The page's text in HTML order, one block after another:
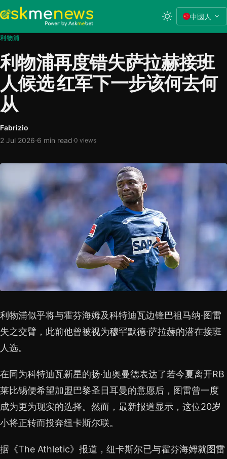
中國人
利物浦
利物浦再度错失萨拉赫接班
人候选 红军下一步该何去何
从
Fabrizio
2 Jul 2026·6 min read·0 views
利物浦似乎将与霍芬海姆及科特迪瓦边锋巴祖马纳·图雷
失之交臂，此前他曾被视为穆罕默德·萨拉赫的潜在接班
人选。
在同为科特迪瓦新星的扬·迪奥曼德表达了若今夏离开RB
莱比锡便希望加盟巴黎圣日耳曼的意愿后，图雷曾一度
成为更为现实的选择。然而，最新报道显示，这位20岁
小将正转而投奔纽卡斯尔联。
据《The Athletic》报道，纽卡斯尔已与霍芬海姆就图雷